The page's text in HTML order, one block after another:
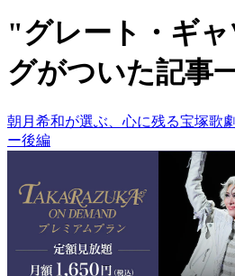
"グレート・ギ
グがついた記事
朝月希和が選ぶ、心に残る宝塚歌
ー後編